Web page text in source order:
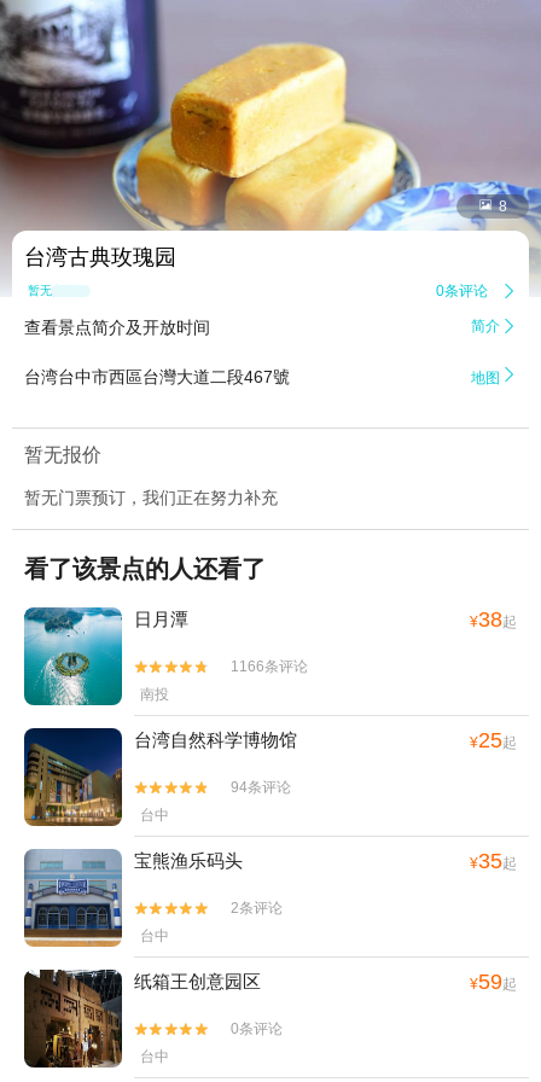
 8
台湾古典玫瑰园
暂无点评 0条评论 
查看景点简介及开放时间 简介 
台湾台中市西區台灣大道二段467號 地图 
暂无报价
暂无门票预订，我们正在努力补充
看了该景点的人还看了
日月潭 ¥38起


1166条评论
南投
台湾自然科学博物馆 ¥25起


94条评论
台中
宝熊渔乐码头 ¥35起


2条评论
台中
纸箱王创意园区 ¥59起


0条评论
台中
